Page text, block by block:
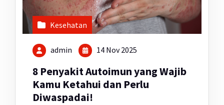
Kesehatan
admin 14 Nov 2025
8 Penyakit Autoimun yang Wajib
Kamu Ketahui dan Perlu
Diwaspadai!